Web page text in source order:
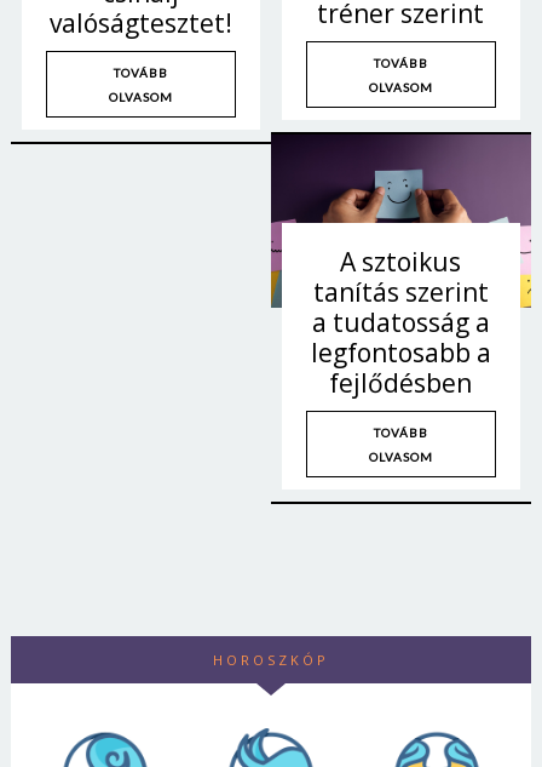
valóságtesztet!
TOVÁBB
OLVASOM
tréner szerint
TOVÁBB
OLVASOM
A sztoikus
tanítás szerint
a tudatosság a
legfontosabb a
fejlődésben
TOVÁBB
OLVASOM
HOROSZKÓP
Jelszó